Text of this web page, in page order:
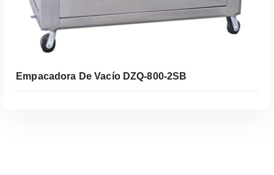
Empacadora De Vacío DZQ-800-2SB